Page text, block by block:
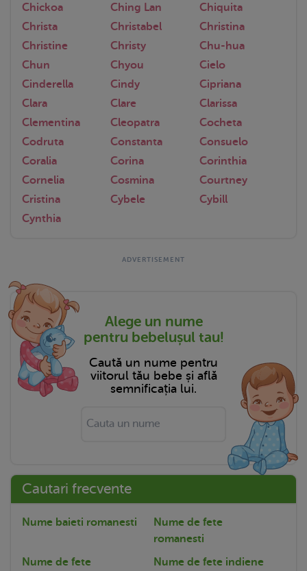
Chickoa
Ching Lan
Chiquita
Christa
Christabel
Christina
Christine
Christy
Chu-hua
Chun
Chyou
Cielo
Cinderella
Cindy
Cipriana
Clara
Clare
Clarissa
Clementina
Cleopatra
Cocheta
Codruta
Constanta
Consuelo
Coralia
Corina
Corinthia
Cornelia
Cosmina
Courtney
Cristina
Cybele
Cybill
Cynthia
Alege un nume
pentru bebelușul tau!
Caută un nume pentru
viitorul tău bebe și află
semnificația lui.
Cautari frecvente
Nume baieti romanesti
Nume de fete
romanesti
Nume de fete
Nume de fete indiene